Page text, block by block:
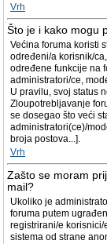
Vrh
Što je i kako mogu
Većina foruma koristi
određeni/a korisnik/
određene funkcije na
administratori/ce,
U pravilu, svoj status
Zloupotrebljavanje
se dosegao što veći
administratori(ce)/
broja postova...].
Vrh
Zašto se moram
mail?
Ukoliko je
foruma putem
registrirani/e korisnici/
sistema od strane